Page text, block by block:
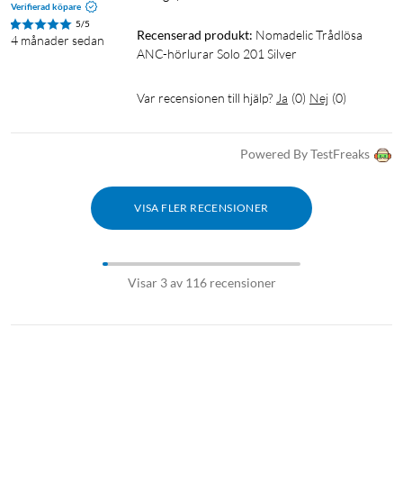
Verifierad köpare
5/5
4 månader sedan Recenserad produkt: Nomadelic Trådlösa
ANC-hörlurar Solo 201 Silver
Var recensionen till hjälp? Ja (0) Nej (0)
Powered By TestFreaks
VISA FLER RECENSIONER
Visar 3 av 116 recensioner